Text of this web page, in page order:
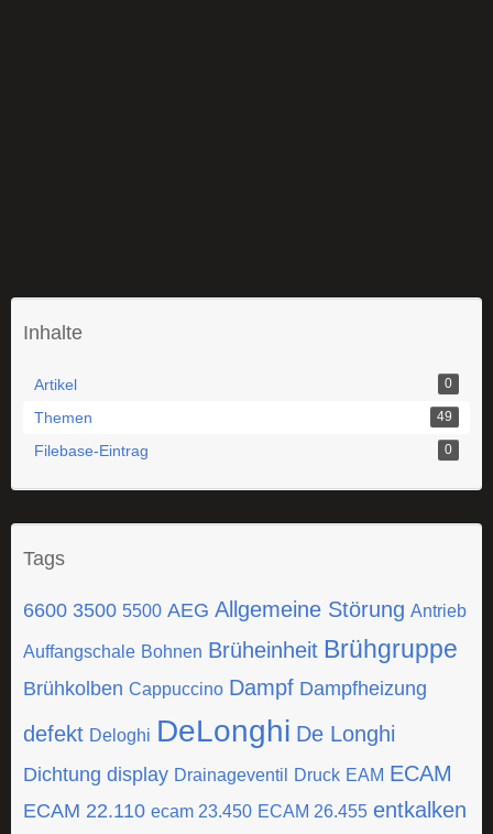
Inhalte
Artikel 0
Themen 49
Filebase-Eintrag 0
Tags
6600 3500 5500 AEG Allgemeine Störung Antrieb
Auffangschale Bohnen Brüheinheit Brühgruppe
Brühkolben Cappuccino Dampf Dampfheizung
defekt Deloghi DeLonghi De Longhi
Dichtung display Drainageventil Druck EAM ECAM
ECAM 22.110 ecam 23.450 ECAM 26.455 entkalken